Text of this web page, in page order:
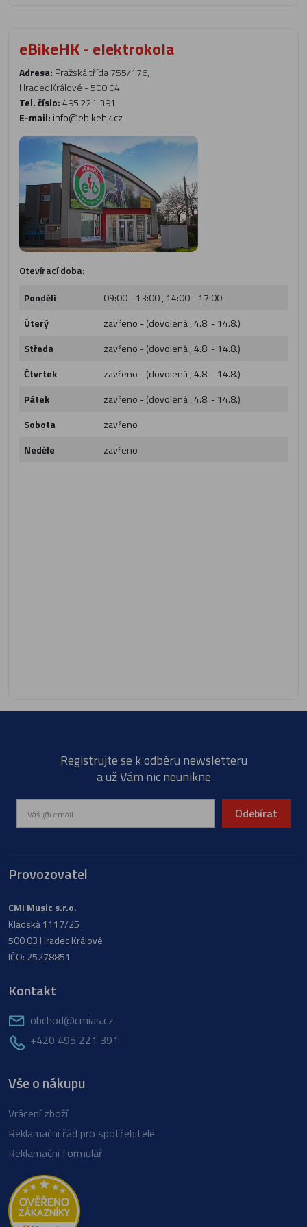
eBikeHK - elektrokola
Adresa: Pražská třída 755/176,
Hradec Králové - 500 04
Tel. číslo:495 221 391
E-mail: info@ebikehk.cz
Otevírací doba:
Pondělí
09:00 - 13:00 , 14:00 - 17:00
Úterý
zavřeno - (dovolená , 4.8. - 14.8.)
Středa
zavřeno - (dovolená , 4.8. - 14.8.)
Čtvrtek
zavřeno - (dovolená , 4.8. - 14.8.)
Pátek
zavřeno - (dovolená , 4.8. - 14.8.)
Sobota
zavřeno
Neděle
zavřeno
Registrujte se k odběru newsletteru
a už Vám nic neunikne
Odebírat
Provozovatel
CMI Music s.r.o.
Kladská 1117/25
500 03 Hradec Králové
IČO: 25278851
Kontakt
obchod@cmias.cz
+420 495 221 391
Vše o nákupu
Vrácení zboží
Reklamační řád pro spotřebitele
Reklamační formulář